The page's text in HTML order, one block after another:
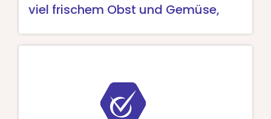
viel frischem Obst und Gemüse,